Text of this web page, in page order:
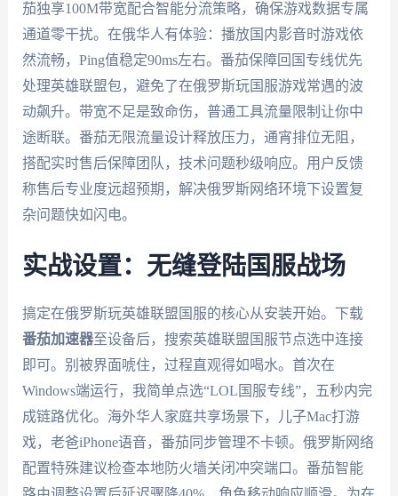
茄独享100M带宽配合智能分流策略，确保游戏数据专属
通道零干扰。在俄华人有体验：播放国内影音时游戏依
然流畅，Ping值稳定90ms左右。番茄保障回国专线优先
处理英雄联盟包，避免了在俄罗斯玩国服游戏常遇的波
动飙升。带宽不足是致命伤，普通工具流量限制让你中
途断联。番茄无限流量设计释放压力，通宵排位无阻，
搭配实时售后保障团队，技术问题秒级响应。用户反馈
称售后专业度远超预期，解决俄罗斯网络环境下设置复
杂问题快如闪电。
实战设置：无缝登陆国服战场
搞定在俄罗斯玩英雄联盟国服的核心从安装开始。下载
番茄加速器至设备后，搜索英雄联盟国服节点选中连接
即可。别被界面唬住，过程直观得如喝水。首次在
Windows端运行，我简单点选“LOL国服专线”，五秒内完
成链路优化。海外华人家庭共享场景下，儿子Mac打游
戏，老爸iPhone语音，番茄同步管理不卡顿。俄罗斯网络
配置特殊建议检查本地防火墙关闭冲突端口。番茄智能